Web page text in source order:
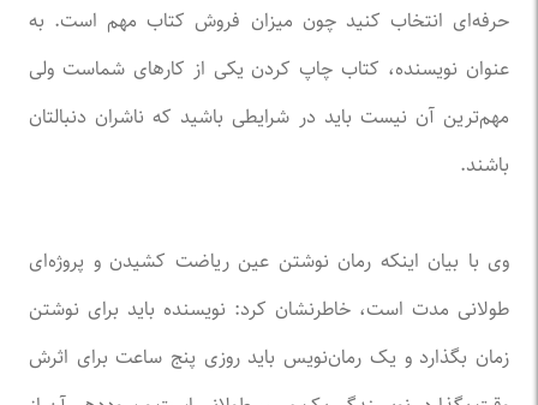
حرفه‌ای انتخاب کنید چون میزان فروش کتاب مهم است. به
عنوان نویسنده، کتاب چاپ ‌کردن یکی از کارهای شماست ولی
مهم‌ترین آن نیست باید در شرایطی باشید که ناشران دنبالتان
باشند.
وی با بیان اینکه رمان نوشتن عین ریاضت کشیدن و ‌پروژه‌ای
طولانی مدت است، خاطرنشان کرد: نویسنده باید برای نوشتن
زمان بگذارد و یک رمان‌نویس باید روزی پنج ساعت برای اثرش